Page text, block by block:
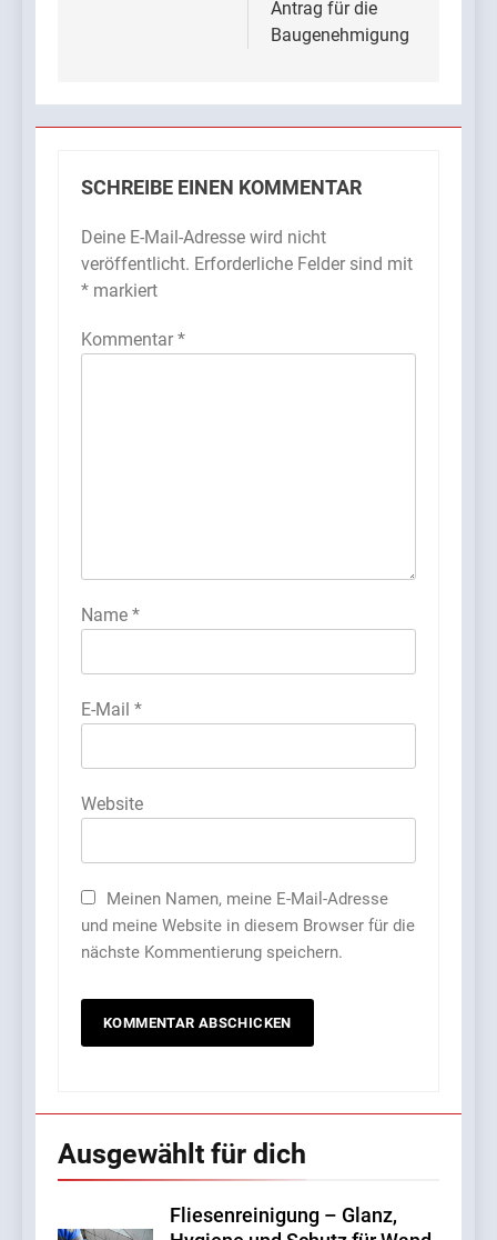
Antrag für die
Baugenehmigung
SCHREIBE EINEN KOMMENTAR
Deine E-Mail-Adresse wird nicht
veröffentlicht. Erforderliche Felder sind mit
* markiert
Kommentar *
Name *
E-Mail *
Website
Meinen Namen, meine E-Mail-Adresse
und meine Website in diesem Browser für die
nächste Kommentierung speichern.
Ausgewählt für dich
Fliesenreinigung – Glanz,
So gelingt der Mathe-Start in
der Grundschule: Tipps für
Eltern von Erstklässlern
6
OLAVOGA – was ist das für
LEBENSSTIL